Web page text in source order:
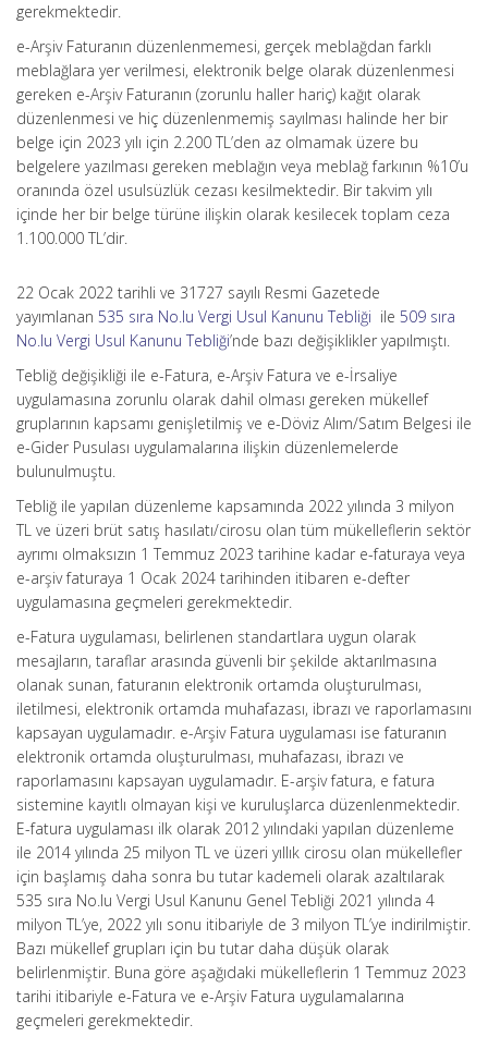
gerekmektedir.
e-Arşiv Faturanın düzenlenmemesi, gerçek meblağdan farklı
meblağlara yer verilmesi, elektronik belge olarak düzenlenmesi
gereken e-Arşiv Faturanın (zorunlu haller hariç) kağıt olarak
düzenlenmesi ve hiç düzenlenmemiş sayılması halinde her bir
belge için 2023 yılı için 2.200 TL’den az olmamak üzere bu
belgelere yazılması gereken meblağın veya meblağ farkının %10’u
oranında özel usulsüzlük cezası kesilmektedir. Bir takvim yılı
içinde her bir belge türüne ilişkin olarak kesilecek toplam ceza
1.100.000 TL’dir.
22 Ocak 2022 tarihli ve 31727 sayılı Resmi Gazetede
yayımlanan 535 sıra No.lu Vergi Usul Kanunu Tebliği ile 509 sıra
No.lu Vergi Usul Kanunu Tebliği’nde bazı değişiklikler yapılmıştı.
Tebliğ değişikliği ile e-Fatura, e-Arşiv Fatura ve e-İrsaliye
uygulamasına zorunlu olarak dahil olması gereken mükellef
gruplarının kapsamı genişletilmiş ve e-Döviz Alım/Satım Belgesi ile
e-Gider Pusulası uygulamalarına ilişkin düzenlemelerde
bulunulmuştu.
Tebliğ ile yapılan düzenleme kapsamında 2022 yılında 3 milyon
TL ve üzeri brüt satış hasılatı/cirosu olan tüm mükelleflerin sektör
ayrımı olmaksızın 1 Temmuz 2023 tarihine kadar e-faturaya veya
e-arşiv faturaya 1 Ocak 2024 tarihinden itibaren e-defter
uygulamasına geçmeleri gerekmektedir.
e-Fatura uygulaması, belirlenen standartlara uygun olarak
mesajların, taraflar arasında güvenli bir şekilde aktarılmasına
olanak sunan, faturanın elektronik ortamda oluşturulması,
iletilmesi, elektronik ortamda muhafazası, ibrazı ve raporlamasını
kapsayan uygulamadır. e-Arşiv Fatura uygulaması ise faturanın
elektronik ortamda oluşturulması, muhafazası, ibrazı ve
raporlamasını kapsayan uygulamadır. E-arşiv fatura, e fatura
sistemine kayıtlı olmayan kişi ve kuruluşlarca düzenlenmektedir.
E-fatura uygulaması ilk olarak 2012 yılındaki yapılan düzenleme
ile 2014 yılında 25 milyon TL ve üzeri yıllık cirosu olan mükellefler
için başlamış daha sonra bu tutar kademeli olarak azaltılarak
535 sıra No.lu Vergi Usul Kanunu Genel Tebliği 2021 yılında 4
milyon TL’ye, 2022 yılı sonu itibariyle de 3 milyon TL’ye indirilmiştir.
Bazı mükellef grupları için bu tutar daha düşük olarak
belirlenmiştir. Buna göre aşağıdaki mükelleflerin 1 Temmuz 2023
tarihi itibariyle e-Fatura ve e-Arşiv Fatura uygulamalarına
geçmeleri gerekmektedir.